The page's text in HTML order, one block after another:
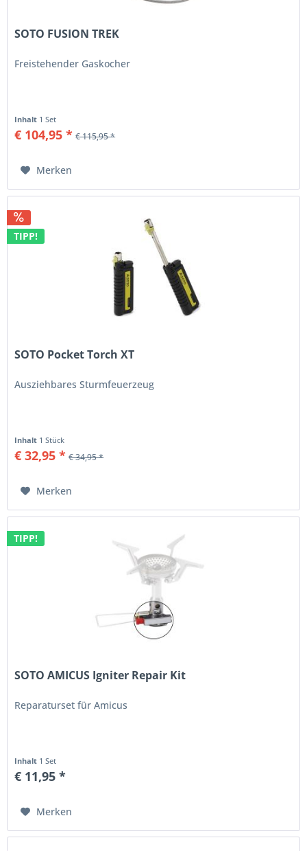
SOTO FUSION TREK
Freistehender Gaskocher
Inhalt 1 Set
€ 104,95 * € 115,95 *
Merken
TIPP!
SOTO Pocket Torch XT
Ausziehbares Sturmfeuerzeug
Inhalt 1 Stück
€ 32,95 * € 34,95 *
Merken
TIPP!
SOTO AMICUS Igniter Repair Kit
Reparaturset für Amicus
Inhalt 1 Set
€ 11,95 *
Merken